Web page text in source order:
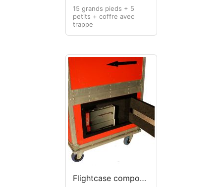
15 grands pieds + 5
petits + coffre avec
trappe
Flightcase composite pour pieds micro